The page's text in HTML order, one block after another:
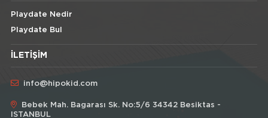
Playdate Nedir
Playdate Bul
İLETIŞIM
info@hipokid.com
Bebek Mah. Bagarası Sk. No:5/6 34342 Besiktas -
ISTANBUL